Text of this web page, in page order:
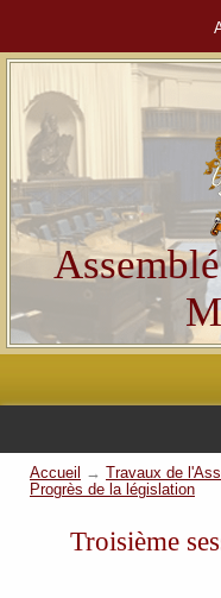
Accueil → Travaux de
Progrès de la législation
Troisième